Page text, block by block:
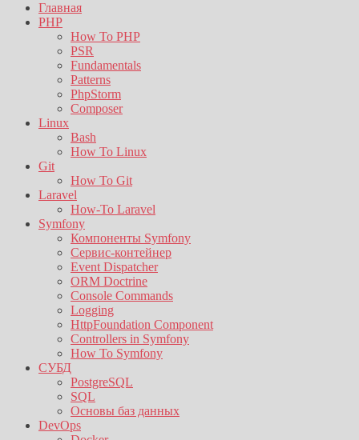
Главная
PHP
How To PHP
PSR
Fundamentals
Patterns
PhpStorm
Composer
Linux
Bash
How To Linux
Git
How To Git
Laravel
How-To Laravel
Symfony
Компоненты Symfony
Сервис-контейнер
Event Dispatcher
ORM Doctrine
Console Commands
Logging
HttpFoundation Component
Controllers in Symfony
How To Symfony
СУБД
PostgreSQL
SQL
Основы баз данных
DevOps